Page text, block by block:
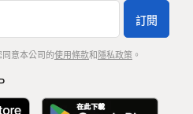
訂閱
意本公司的使用條款和隱私政策。